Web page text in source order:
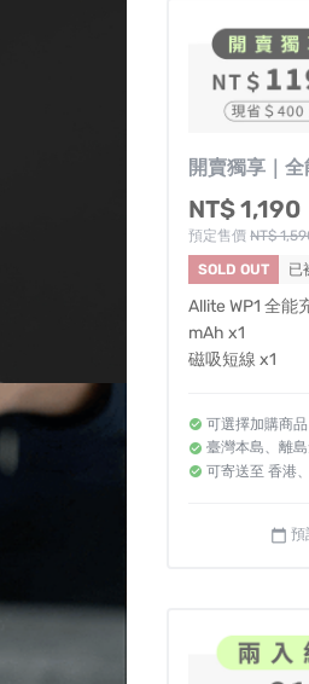
開賣獨享｜
NT$ 1,190
預定售價NT$
SOLD OUT
已
Allite WP1 全能
mAh x1
磁吸短線 x1
可選擇加購商品
臺灣本島、離
可寄送至 香港
calendar_today 預